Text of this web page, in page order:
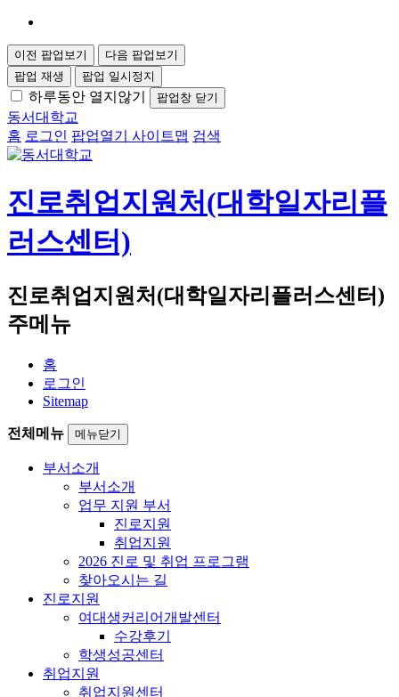
이전 팝업보기
다음 팝업보기
팝업 재생
팝업 일시정지
하루동안 열지않기 팝업창 닫기
동서대학교
홈 로그인 팝업열기 사이트맵 검색
진로취업지원처(대학일자리플
러스센터)
진로취업지원처(대학일자리플러스센터)
주메뉴
홈
로그인
Sitemap
전체메뉴 메뉴닫기
부서소개
부서소개
업무 지원 부서
진로지원
취업지원
2026 진로 및 취업 프로그램
찾아오시는 길
진로지원
여대생커리어개발센터
수강후기
학생성공센터
취업지원
취업지원센터